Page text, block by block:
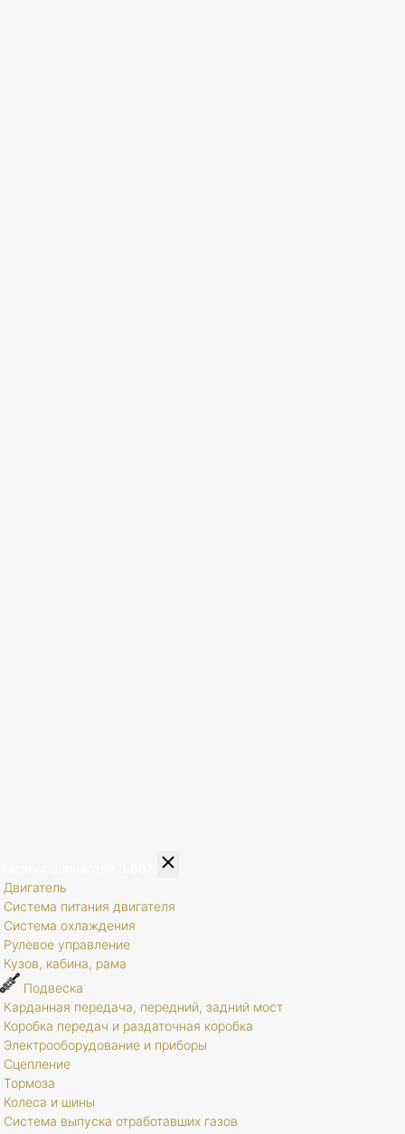
Двигатель
Система питания двигателя
Система охлаждения
Рулевое управление
Кузов, кабина, рама
Подвеска
Карданная передача, передний, задний мост
Коробка передач и раздаточная коробка
Электрооборудование и приборы
Сцепление
Тормоза
Колеса и шины
Система выпуска отработавших газов